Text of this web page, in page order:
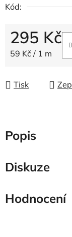
Kód:
295 Kč
Měrná cena:
59 Kč / 1 m
Tisk
Popis
Diskuze
Hodnocení